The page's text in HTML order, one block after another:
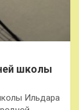
школы
Ильдара